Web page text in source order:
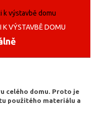
VÝSTAVBĚ DOMU
celého domu. Proto je
použitého materiálu a